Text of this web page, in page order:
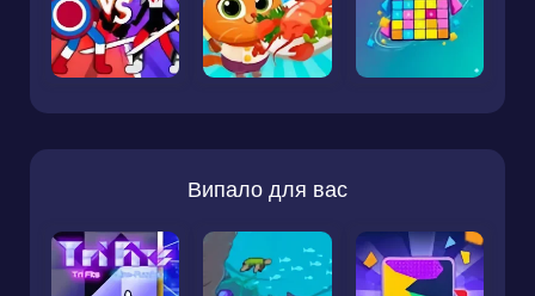
Випало для вас